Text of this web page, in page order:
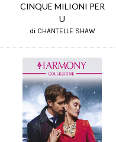
CINQUE MILIONI PER
U
di CHANTELLE SHAW